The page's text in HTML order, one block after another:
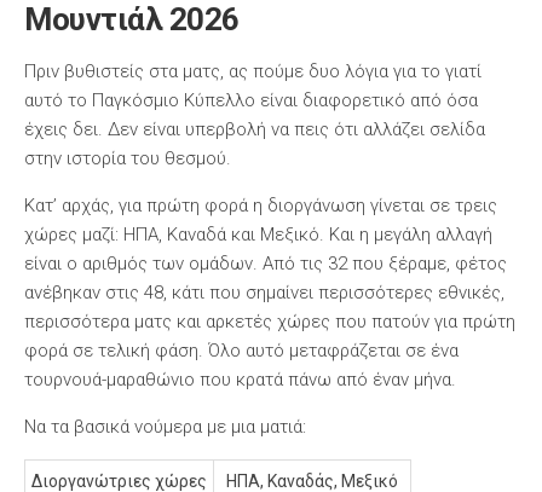
Μουντιάλ 2026
Πριν βυθιστείς στα ματς, ας πούμε δυο λόγια για το γιατί
αυτό το Παγκόσμιο Κύπελλο είναι διαφορετικό από όσα
έχεις δει. Δεν είναι υπερβολή να πεις ότι αλλάζει σελίδα
στην ιστορία του θεσμού.
Κατ’ αρχάς, για πρώτη φορά η διοργάνωση γίνεται σε τρεις
χώρες μαζί: ΗΠΑ, Καναδά και Μεξικό. Και η μεγάλη αλλαγή
είναι ο αριθμός των ομάδων. Από τις 32 που ξέραμε, φέτος
ανέβηκαν στις 48, κάτι που σημαίνει περισσότερες εθνικές,
περισσότερα ματς και αρκετές χώρες που πατούν για πρώτη
φορά σε τελική φάση. Όλο αυτό μεταφράζεται σε ένα
τουρνουά-μαραθώνιο που κρατά πάνω από έναν μήνα.
Να τα βασικά νούμερα με μια ματιά:
Διοργανώτριες χώρες ΗΠΑ, Καναδάς, Μεξικό